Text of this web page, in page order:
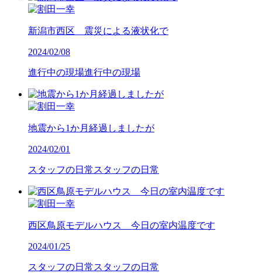
新潟市西区 震災による液状化で
2024/02/08
進行中の現場進行中の現場
地震から1か月経過しましたが
2024/02/01
スタッフの日常スタッフの日常
西区鳥原モデルハウス 今日の室内温度です
2024/01/25
スタッフの日常スタッフの日常